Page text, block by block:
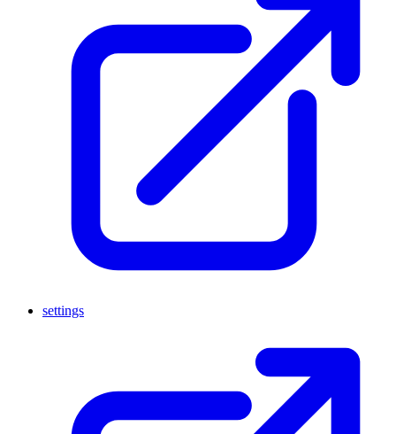
settings